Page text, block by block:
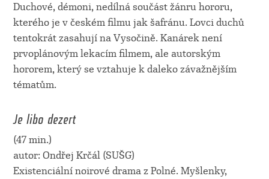
Duchové, démoni, nedílná součást žánru hororu,
kterého je v českém filmu jak šafránu. Lovci duchů
tentokrát zasahují na Vysočině. Kanárek není
prvoplánovým lekacím filmem, ale autorským
hororem, který se vztahuje k daleko závažnějším
tématům.
Je libo dezert
(47 min.)
autor: Ondřej Krčál (SUŠG)
Existenciální noirové drama z Polné. Myšlenky,